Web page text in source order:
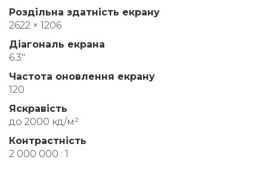
Роздільна здатність екрану
2622 × 1206
Діагональ екрана
6.3"
Частота оновлення екрану
120
Яскравість
до 2000 кд/м²
Контрастність
2 000 000 : 1